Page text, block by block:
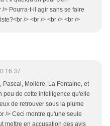
> Pourra-t-il agir sans se faire
/> <br /> <br /> <br />
16:37
Pascal, Molière, La Fontaine, et
peu de cette intelligence qu'elle
de retrouver sous la plume
/> Ceci montre qu'une seule
mettre en accusation des avis